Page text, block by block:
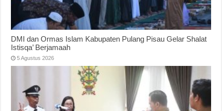
DMI dan Ormas Islam Kabupaten Pulang Pisau Gelar Shalat
Istisqa’ Berjamaah
5 Agustus 2026